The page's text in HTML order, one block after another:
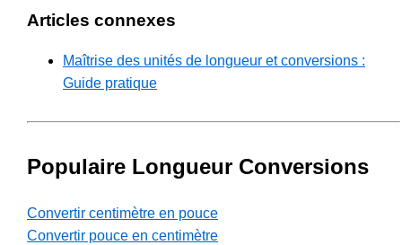
Articles connexes
Maîtrise des unités de longueur et conversions :
Guide pratique
Populaire Longueur Conversions
Convertir centimètre en pouce
Convertir pouce en centimètre